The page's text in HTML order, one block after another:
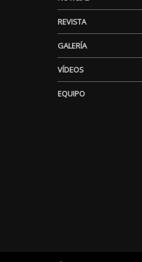
REVISTA
GALERÍA
VÍDEOS
EQUIPO